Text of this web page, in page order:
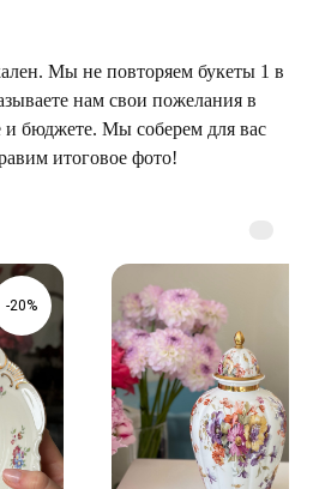
Мы не повторяем букеты 1 в
нам свои пожелания в
и бюджете. Мы соберем для вас
итоговое фото!
-20%
КАНАЛ
ВИНТАЖЕ